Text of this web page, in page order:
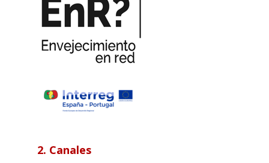
2. Canales